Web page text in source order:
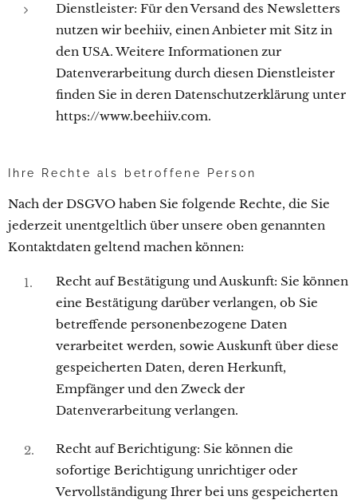
Dienstleister: Für den Versand des Newsletters
nutzen wir beehiiv, einen Anbieter mit Sitz in
den USA. Weitere Informationen zur
Datenverarbeitung durch diesen Dienstleister
finden Sie in deren Datenschutzerklärung unter
https://www.beehiiv.com.
Ihre Rechte als betroffene Person
Nach der DSGVO haben Sie folgende Rechte, die Sie
jederzeit unentgeltlich über unsere oben genannten
Kontaktdaten geltend machen können:
Recht auf Bestätigung und Auskunft: Sie können
eine Bestätigung darüber verlangen, ob Sie
betreffende personenbezogene Daten
verarbeitet werden, sowie Auskunft über diese
gespeicherten Daten, deren Herkunft,
Empfänger und den Zweck der
Datenverarbeitung verlangen.
Recht auf Berichtigung: Sie können die
sofortige Berichtigung unrichtiger oder
Vervollständigung Ihrer bei uns gespeicherten